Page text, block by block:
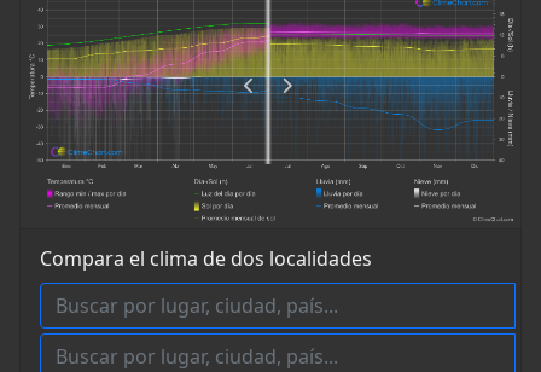
Compara el clima de dos localidades